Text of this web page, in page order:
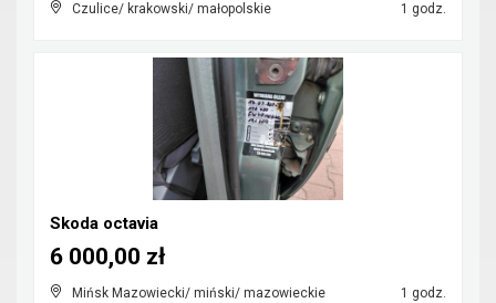
Czulice/ krakowski/ małopolskie 1 godz.
Skoda octavia
Mińsk Mazowiecki/ miński/ mazowieckie 1 godz.
6 000,00 zł